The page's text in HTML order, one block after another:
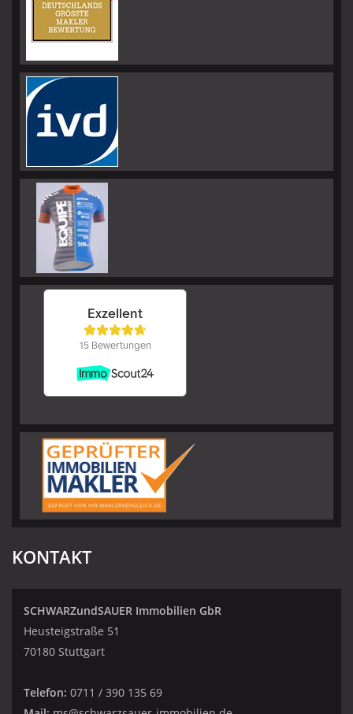
KONTAKT
SCHWARZundSAUER Immobilien GbR
Heusteigstraße 51
70180 Stuttgart
Telefon: 0711 / 390 135 69